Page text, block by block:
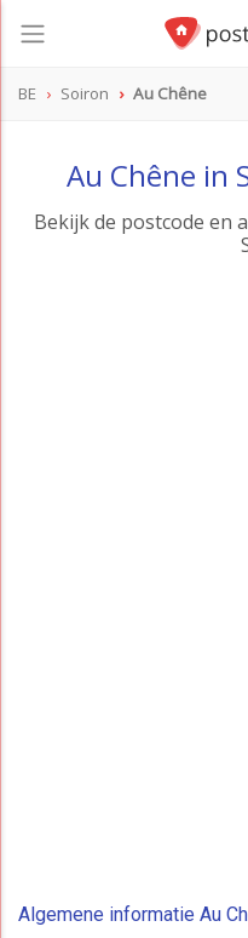
BE Soiron Au Chêne
Au Chêne in
Bekijk de postcode en
Algemene informatie Au